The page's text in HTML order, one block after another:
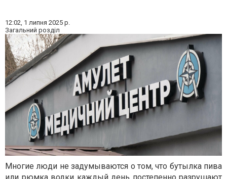
12:02, 1 липня 2025 р.
Загальний розділ
Многие люди не задумываются о том, что бутылка пива